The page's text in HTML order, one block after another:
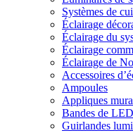
Systèmes de
Éclairage
Éclairage du
Éclairage
Éclairage de
Accessoires
Ampoules
Appliques
Bandes de LED
Guirlandes